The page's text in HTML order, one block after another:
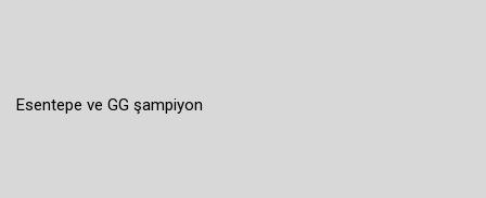
Esentepe ve GG şampiyon